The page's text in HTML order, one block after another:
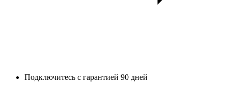
Подключитесь с гарантией 90 дней